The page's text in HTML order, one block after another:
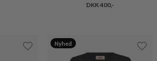
DKK 400,-
Nyhed